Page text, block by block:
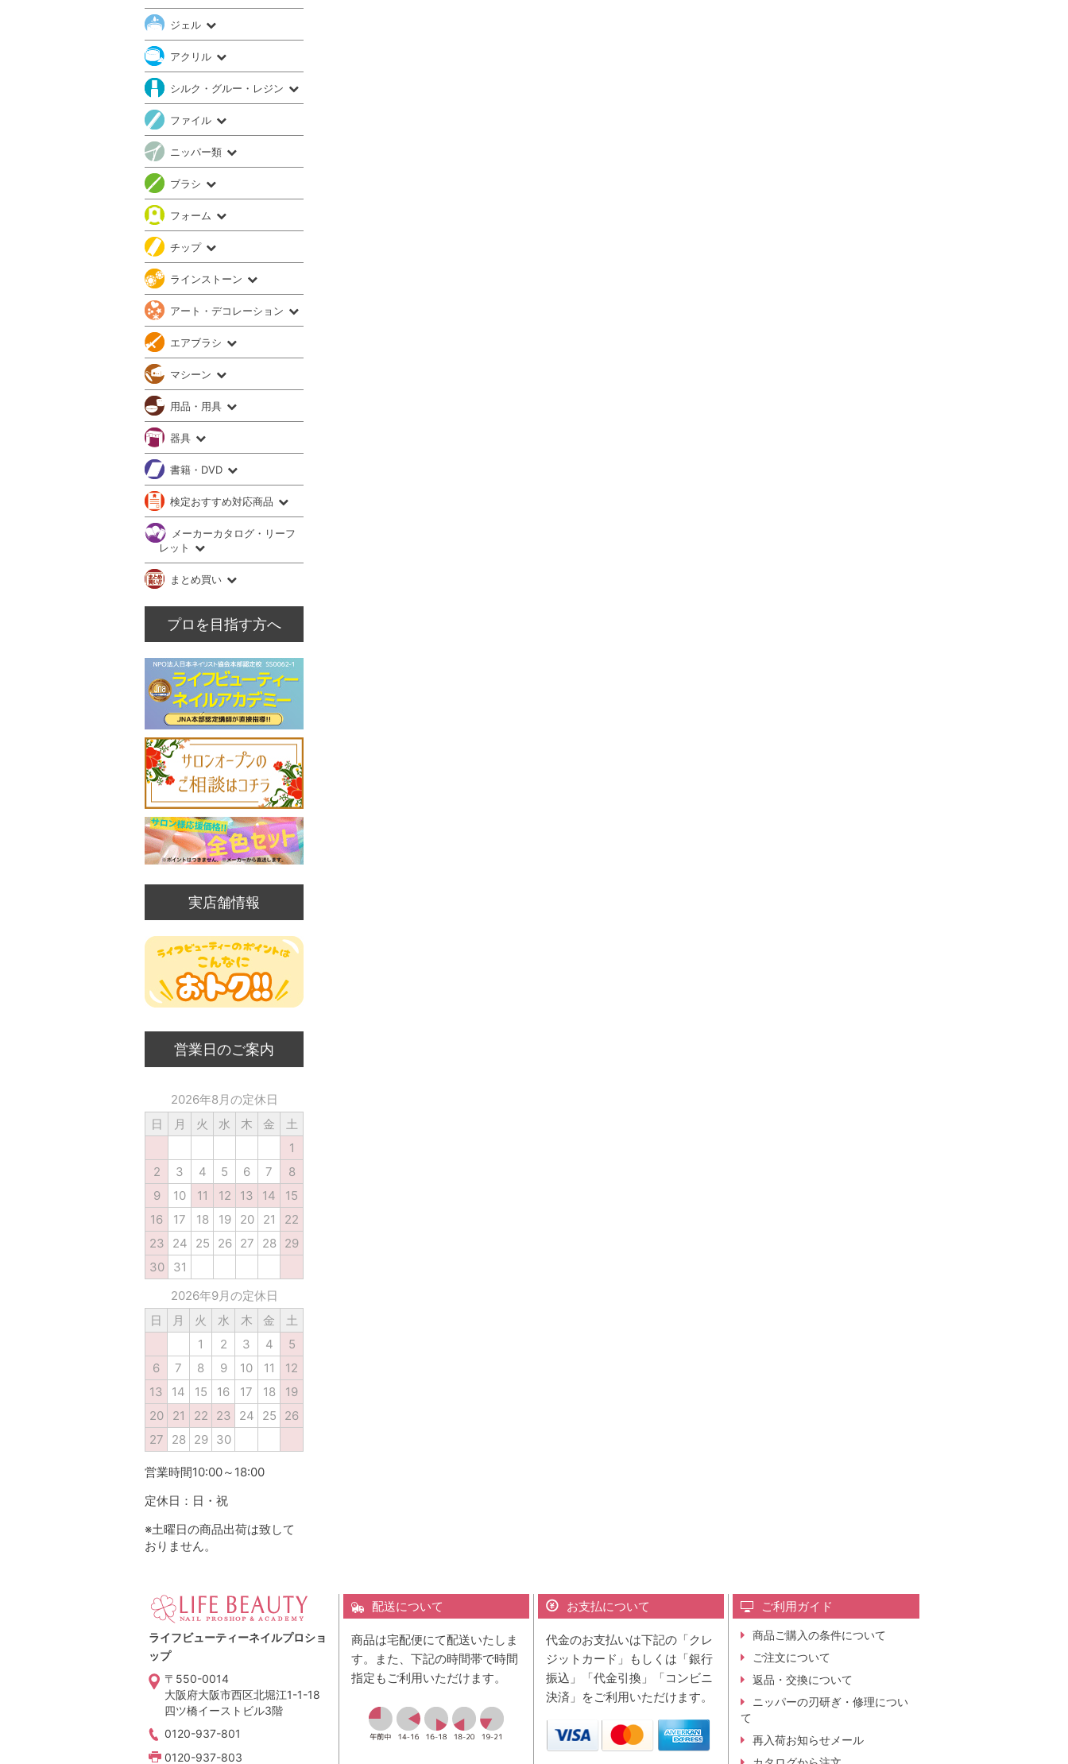
ジェル
アクリル
シルク・グルー・レジン
ファイル
ニッパー類
ブラシ
フォーム
チップ
ラインストーン
アート・デコレーション
エアブラシ
マシーン
用品・用具
器具
書籍・DVD
検定おすすめ対応商品
メーカーカタログ・リーフ
レット
まとめ買い
プロを目指す方へ
実店舗情報
営業日のご案内
2026年8月の定休日
日
月 火 水 木 金
土
1
2
3 4 5 6 7
8
9
10 11 12 13 14
15
16
17 18 19 20 21
22
23
24 25 26 27 28
29
30
31
2026年9月の定休日
日
月 火 水 木 金
土
1
2 3 4
5
6
7 8 9 10 11
12
13
14 15 16 17 18
19
20
21 22 23 24 25
26
27
28 29 30
営業時間10:00～18:00
定休日：日・祝
※土曜日の商品出荷は致して
おりません。
ライフビューティーネイルプロショ
ップ
〒550-0014
大阪府大阪市西区北堀江1-1-18
四ツ橋イーストビル3階
0120-937-801
0120-937-803
配送について
商品は宅配便にて配送いたしま
す。また、下記の時間帯で時間
指定もご利用いただけます。
お支払について
代金のお支払いは下記の「クレ
ジットカード」もしくは「銀行
振込」「代金引換」「コンビニ
決済」をご利用いただけます。
ご利用ガイド
商品ご購入の条件について
ご注文について
返品・交換について
ニッパーの刃研ぎ・修理につい
て
再入荷お知らせメール